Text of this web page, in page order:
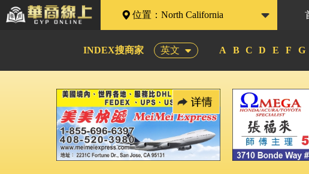
位置： North California
INDEX搜商家 英文 A B C D E F G